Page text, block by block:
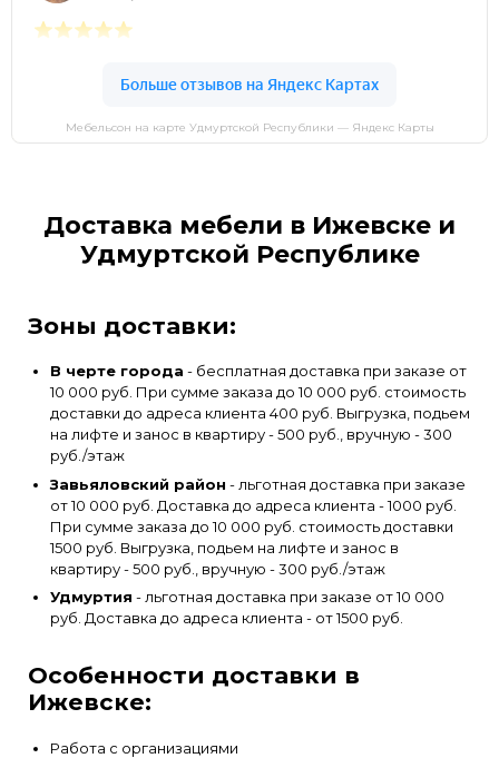
Мебельсон на карте Удмуртской Республики — Яндекс Карты
Доставка мебели в Ижевске и
Удмуртской Республике
Зоны доставки:
В черте города - бесплатная доставка при заказе от
10 000 руб. При сумме заказа до 10 000 руб. стоимость
доставки до адреса клиента 400 руб. Выгрузка, подьем
на лифте и занос в квартиру - 500 руб., вручную - 300
руб./этаж
Завьяловский район - льготная доставка при заказе
от 10 000 руб. Доставка до адреса клиента - 1000 руб.
При сумме заказа до 10 000 руб. стоимость доставки
1500 руб. Выгрузка, подьем на лифте и занос в
квартиру - 500 руб., вручную - 300 руб./этаж
Удмуртия - льготная доставка при заказе от 10 000
руб. Доставка до адреса клиента - от 1500 руб.
Особенности доставки в
Ижевске:
Работа с организациями